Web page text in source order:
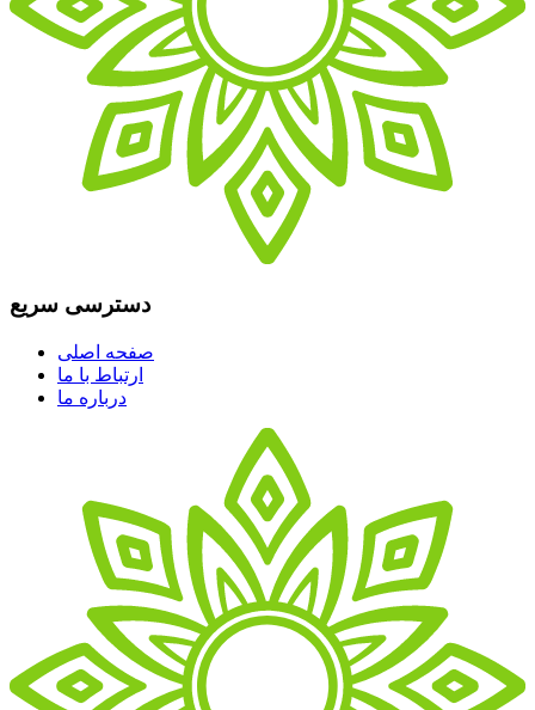
دسترسی سریع
صفحه اصلی
ارتباط با ما
درباره ما